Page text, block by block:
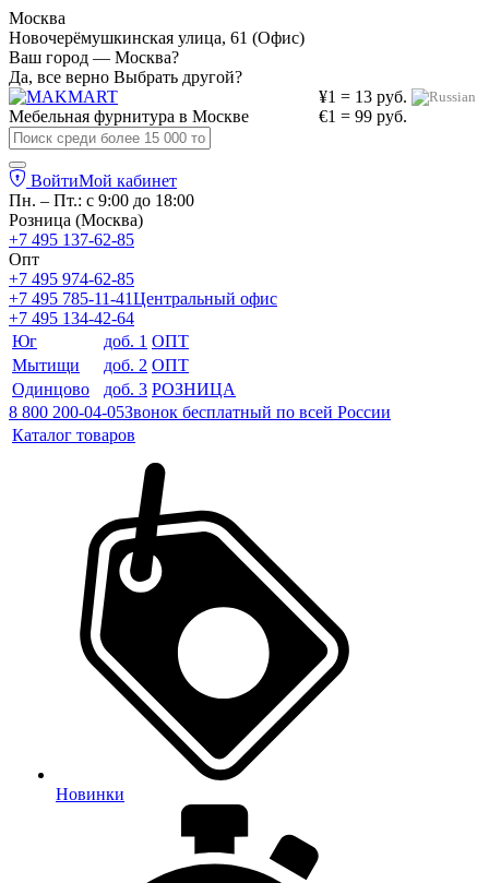
Москва
Новочерёмушкинская улица, 61 (Офис)
Ваш город — Москва?
Да, все верно Выбрать другой?
¥1 = 13 руб.
€1 = 99 руб.
Мебельная фурнитура в Москве
ВойтиМой кабинет
Пн. – Пт.: с 9:00 до 18:00
Розница (Москва)
+7 495 137-62-85
Опт
+7 495 974-62-85
+7 495 785-11-41Центральный офис
+7 495 134-42-64
Юг
доб. 1 ОПТ
Мытищи
доб. 2 ОПТ
Одинцово
доб. 3 РОЗНИЦА
8 800 200-04-05Звонок бесплатный по всей России
Каталог товаров
Новинки